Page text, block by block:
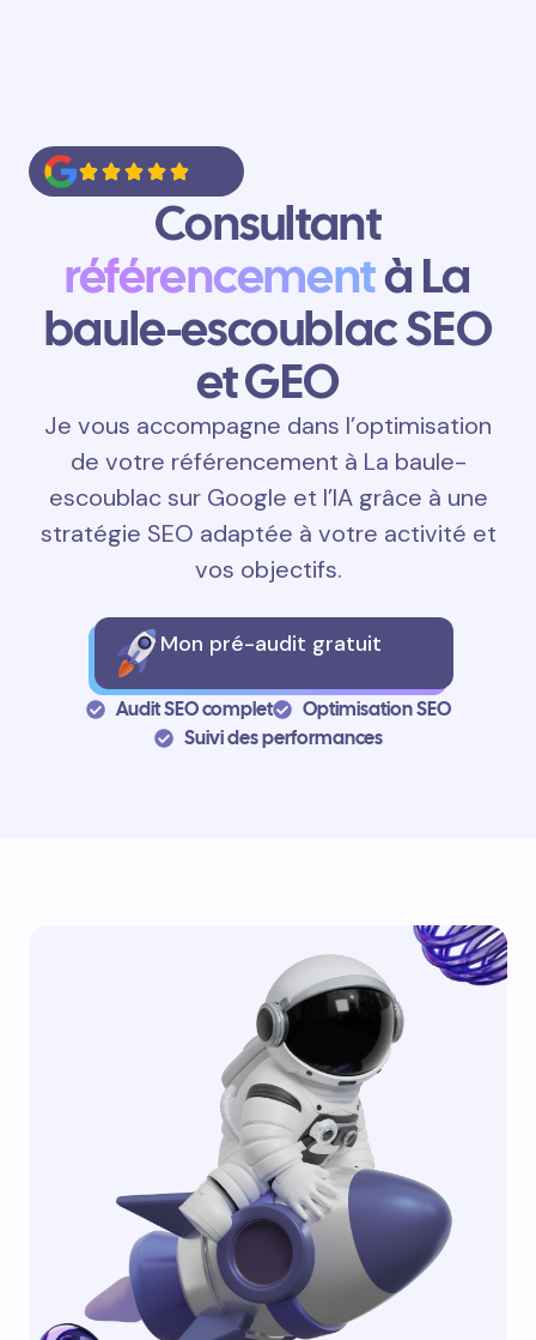
Consultant
référencementà La
baule-escoublac SEO
et GEO
Je vous accompagne dans l’optimisation
de votre référencement à La baule-
escoublac sur Google et l’IA grâce à une
stratégie SEO adaptée à votre activité et
vos objectifs.
Mon pré-audit gratuit
Audit SEO complet
Optimisation SEO
Suivi des performances